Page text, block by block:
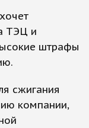
ТЭЦ и
штрафы
сжигания
компании,